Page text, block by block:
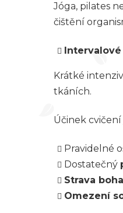
Jóga, pilates
čištění
Krátké
tkáních.
Účinek
Pravidelné
Dostatečný
Strava
Omezení